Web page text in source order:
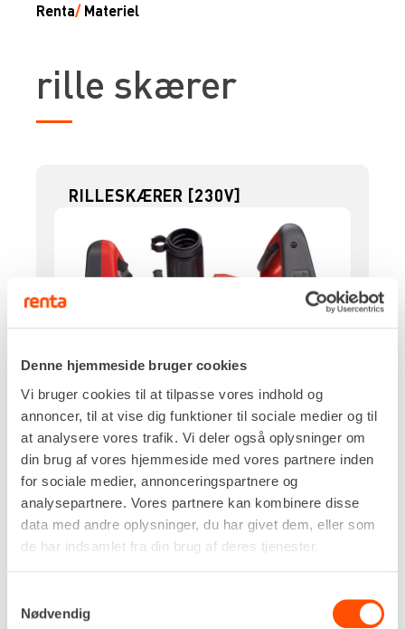
Denne hjemmeside bruger cookies
Vi bruger cookies til at tilpasse vores indhold og
annoncer, til at vise dig funktioner til sociale medier og til
at analysere vores trafik. Vi deler også oplysninger om
din brug af vores hjemmeside med vores partnere inden
for sociale medier, annonceringspartnere og
analysepartnere. Vores partnere kan kombinere disse
data med andre oplysninger, du har givet dem, eller som
de har indsamlet fra din brug af deres tjenester.
Nødvendig
Renta/ Materiel
rille skærer
RILLESKÆRER [230V]
Drivkraft
230v
Notdybde
40 mm
Notbredde
46 mm
Klingediameter
5,6 kg